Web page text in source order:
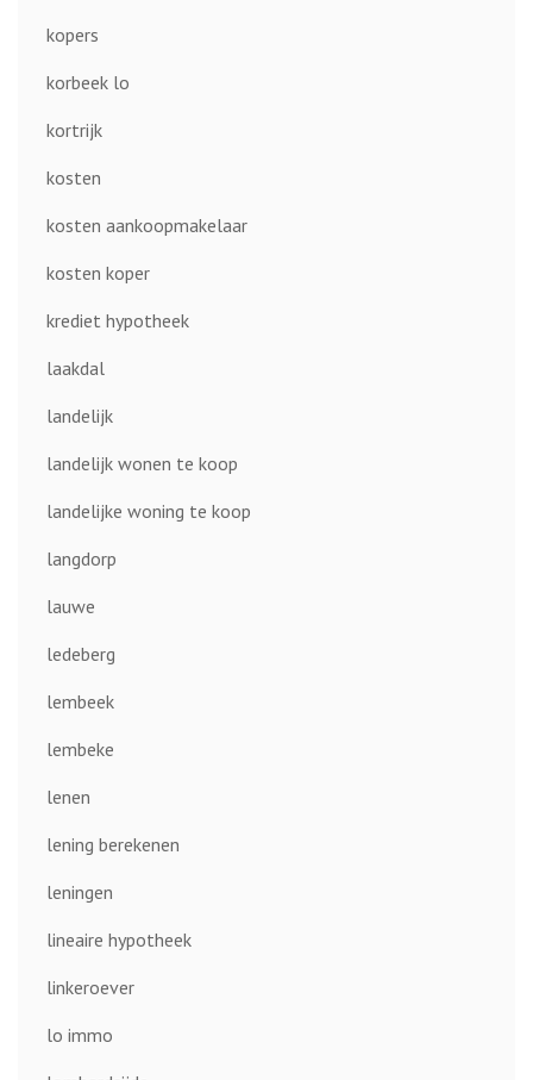
kopers
korbeek lo
kortrijk
kosten
kosten aankoopmakelaar
kosten koper
krediet hypotheek
laakdal
landelijk
landelijk wonen te koop
landelijke woning te koop
langdorp
lauwe
ledeberg
lembeek
lembeke
lenen
lening berekenen
leningen
lineaire hypotheek
linkeroever
lo immo